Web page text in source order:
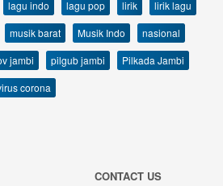
lagu indo lagu pop lirik
lirik lagu
musik barat Musik Indo
nasional
jambi pilgub jambi
Pilkada Jambi
corona
CONTACT US